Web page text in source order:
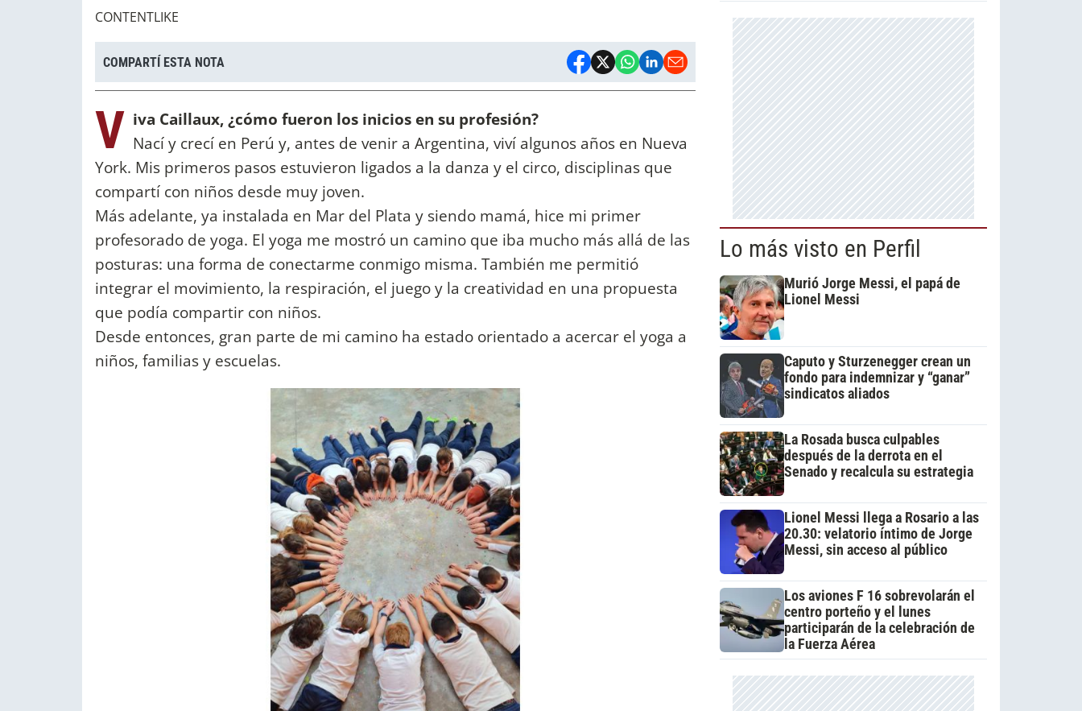
CONTENTLIKE
COMPARTÍ ESTA NOTA
V iva Caillaux, ¿cómo fueron los inicios en su profesión?
Nací y crecí en Perú y, antes de venir a Argentina, viví algunos años en Nueva
York. Mis primeros pasos estuvieron ligados a la danza y el circo, disciplinas que
compartí con niños desde muy joven.
Más adelante, ya instalada en Mar del Plata y siendo mamá, hice mi primer
profesorado de yoga. El yoga me mostró un camino que iba mucho más allá de las
posturas: una forma de conectarme conmigo misma. También me permitió
integrar el movimiento, la respiración, el juego y la creatividad en una propuesta
que podía compartir con niños.
Desde entonces, gran parte de mi camino ha estado orientado a acercar el yoga a
niños, familias y escuelas.
Lo más visto en Perfil
Murió Jorge Messi, el papá de
Lionel Messi
Caputo y Sturzenegger crean un
fondo para indemnizar y “ganar”
sindicatos aliados
La Rosada busca culpables
después de la derrota en el
Senado y recalcula su estrategia
Lionel Messi llega a Rosario a las
20.30: velatorio íntimo de Jorge
Messi, sin acceso al público
Los aviones F 16 sobrevolarán el
centro porteño y el lunes
participarán de la celebración de
la Fuerza Aérea